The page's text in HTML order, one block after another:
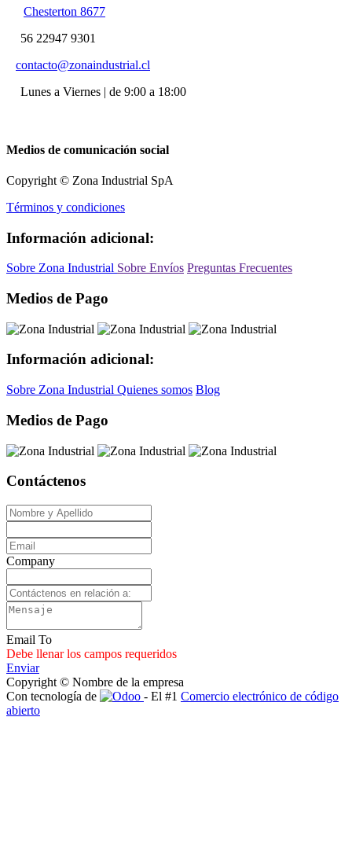
Chesterton 8677
56 22947 9301
contacto@zonaindustrial.cl
Lunes a Viernes | de 9:00 a 18:00
Medios de comunicación social
Copyright © Zona Industrial SpA
Términos y condiciones
Información adicional:
Sobre Zona Industrial Sobre Envíos Preguntas Frecuentes
Medios de Pago
Información adicional:
Sobre Zona Industrial Quienes somos Blog
Medios de Pago
Contáctenos
Company
Email To
Debe llenar los campos requeridos
Enviar
Copyright © Nombre de la empresa
Con tecnología de
- El #1 Comercio electrónico de código
abierto